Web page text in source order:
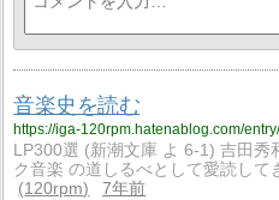
音楽史を読む
LP300選 (新潮文庫 よ 6-1) 吉田秀
ク音楽 の道しるべとして愛読し
120rpm
7年前